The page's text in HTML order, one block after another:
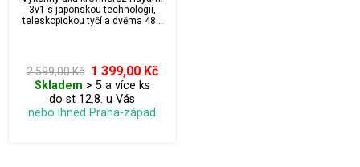
baterie 48V + 5x žací nože +
2x žací čepele + 1x kotouč
3v1 s japonskou technologií,
teleskopickou tyčí a dvěma 48V
konstrukcí a bohatým
příslušenstvím.
2 599,00 Kč 1 399,00 Kč
Skladem > 5 a více ks
do st 12.8. u Vás
nebo ihned Praha-západ